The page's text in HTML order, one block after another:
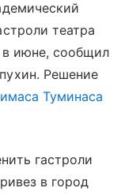
театра
в июне, сообщил
Решение
Туминаса
гастроли
в город